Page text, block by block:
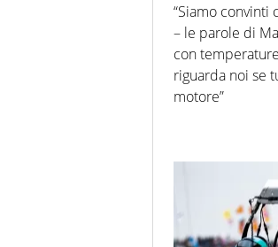
“Siamo
– le parole di
con
riguarda noi se
motore”